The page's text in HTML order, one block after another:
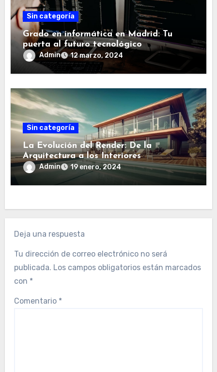
Sin categoría
Grado en informática en Madrid: Tu
puerta al futuro tecnológico
Admin 12 marzo, 2024
Sin categoría
La Evolución del Render: De la
Arquitectura a los Interiores
Admin 19 enero, 2024
Deja una respuesta
Tu dirección de correo electrónico no será
publicada. Los campos obligatorios están marcados
con *
Comentario *